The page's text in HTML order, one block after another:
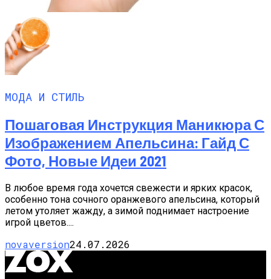
МОДА И СТИЛЬ
Пошаговая Инструкция Маникюра С
Изображением Апельсина: Гайд С
Фото, Новые Идеи 2021
В любое время года хочется свежести и ярких красок,
особенно тона сочного оранжевого апельсина, который
летом утоляет жажду, а зимой поднимает настроение
игрой цветов....
novaversion24.07.2026